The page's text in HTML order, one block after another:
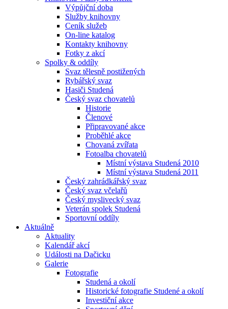
Výpůjční doba
Služby knihovny
Ceník služeb
On-line katalog
Kontakty knihovny
Fotky z akcí
Spolky & oddíly
Svaz tělesně postižených
Rybářský svaz
Hasiči Studená
Český svaz chovatelů
Historie
Členové
Připravované akce
Proběhlé akce
Chovaná zvířata
Fotoalba chovatelů
Místní výstava Studená 2010
Místní výstava Studená 2011
Český zahrádkářský svaz
Český svaz včelařů
Český myslivecký svaz
Veterán spolek Studená
Sportovní oddíly
Aktuálně
Aktuality
Kalendář akcí
Události na Dačicku
Galerie
Fotografie
Studená a okolí
Historické fotografie Studené a okolí
Investiční akce